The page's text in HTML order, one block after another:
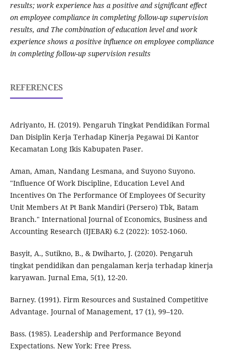
results; work experience has a positive and significant effect
on employee compliance in completing follow-up supervision
results, and The combination of education level and work
experience shows a positive influence on employee compliance
in completing follow-up supervision results
REFERENCES
Adriyanto, H. (2019). Pengaruh Tingkat Pendidikan Formal
Dan Disiplin Kerja Terhadap Kinerja Pegawai Di Kantor
Kecamatan Long Ikis Kabupaten Paser.
Aman, Aman, Nandang Lesmana, and Suyono Suyono.
"Influence Of Work Discipline, Education Level And
Incentives On The Performance Of Employees Of Security
Unit Members At Pt Bank Mandiri (Persero) Tbk, Batam
Branch." International Journal of Economics, Business and
Accounting Research (IJEBAR) 6.2 (2022): 1052-1060.
Basyit, A., Sutikno, B., & Dwiharto, J. (2020). Pengaruh
tingkat pendidikan dan pengalaman kerja terhadap kinerja
karyawan. Jurnal Ema, 5(1), 12-20.
Barney. (1991). Firm Resources and Sustained Competitive
Advantage. Journal of Management, 17 (1), 99–120.
Bass. (1985). Leadership and Performance Beyond
Expectations. New York: Free Press.